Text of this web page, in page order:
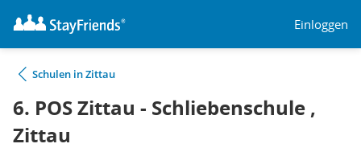
Einloggen
Schulen in Zittau
6. POS Zittau - Schliebenschule ,
Zittau